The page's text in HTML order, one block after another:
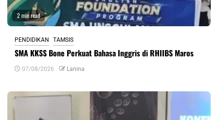
2 min read
PENDIDIKAN TAMSIS
SMA KKSS Bone Perkuat Bahasa Inggris di RHIIBS Maros
07/08/2026 Lanina